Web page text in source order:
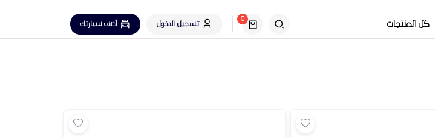
كل المنتجات
0
تسجيل الدخول
أضف سيارتك